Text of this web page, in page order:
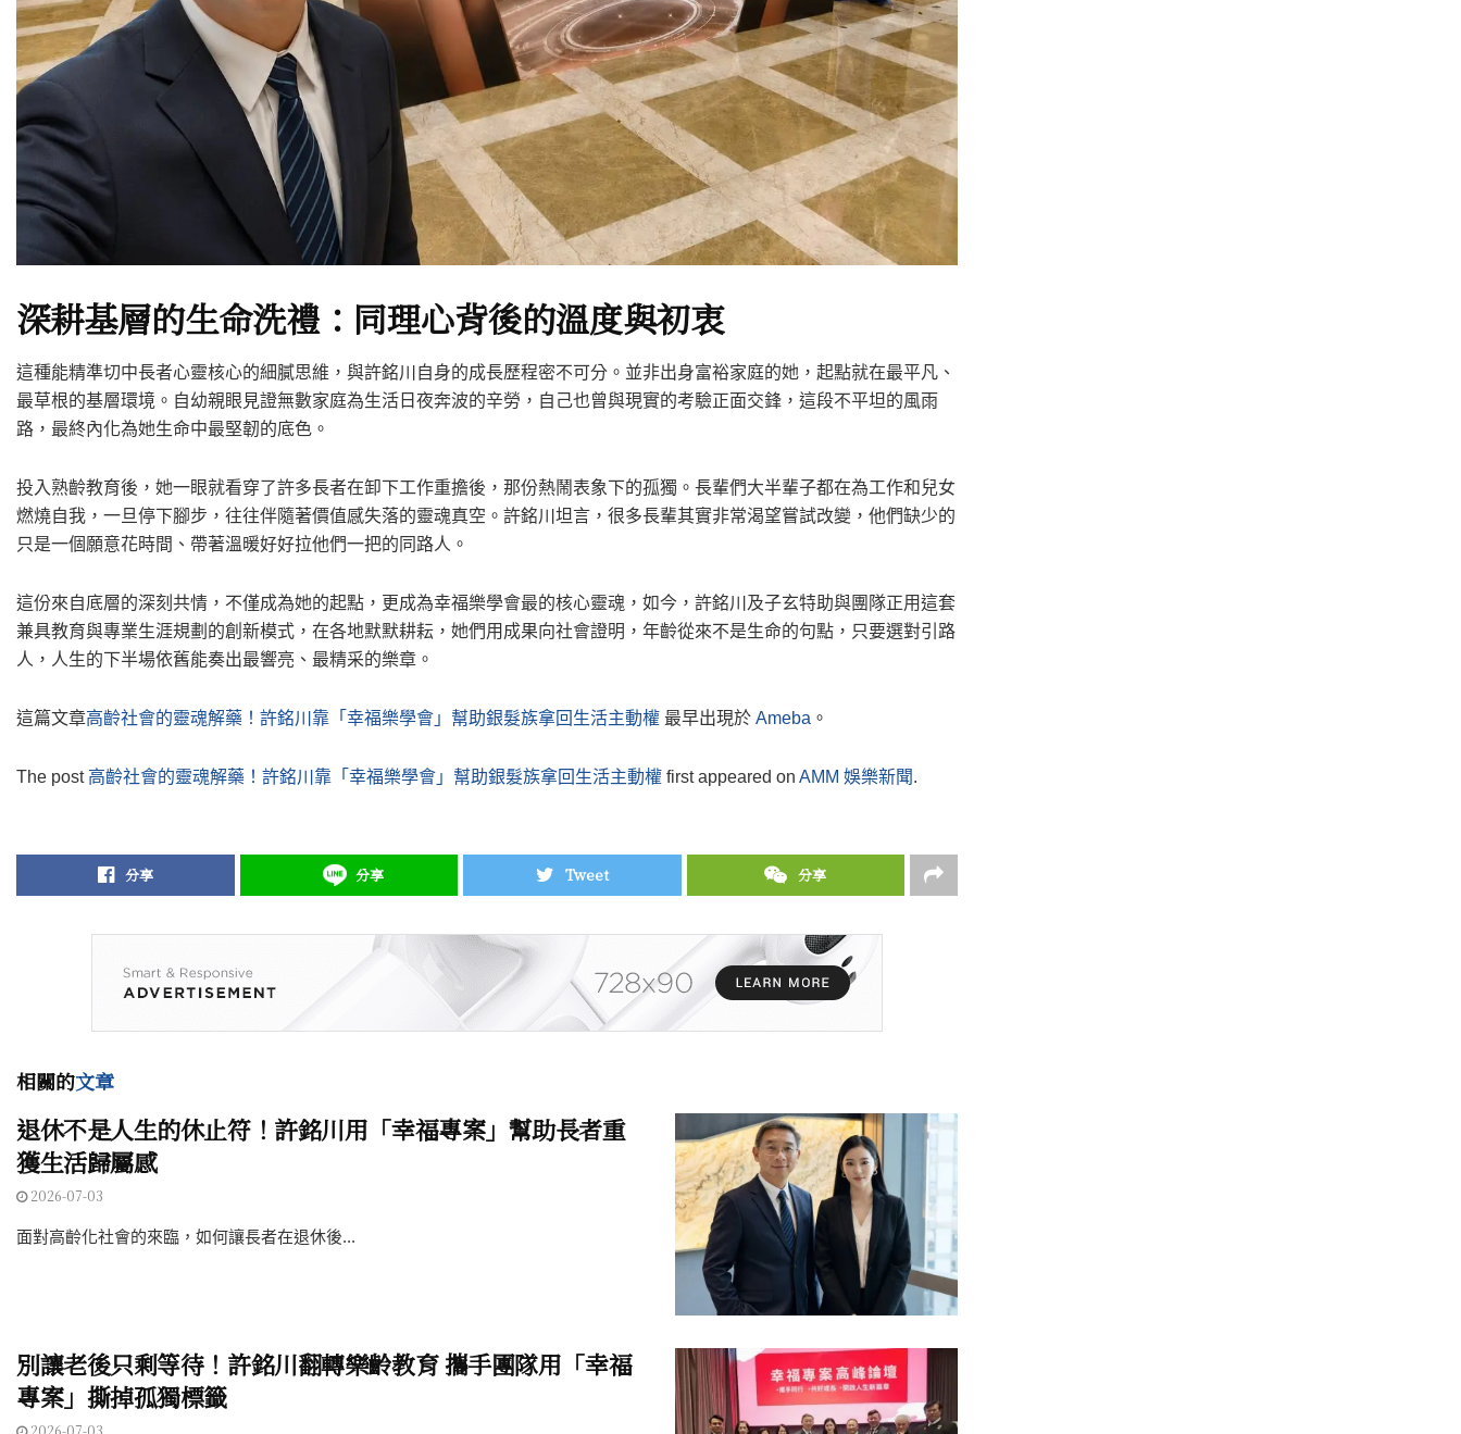
深耕基層的生命洗禮：同理心背後的溫度與初衷
這種能精準切中長者心靈核心的細膩思維，與許銘川自身的成長歷程密不可分。並非出身富裕家庭的她，起點就在最平凡、
最草根的基層環境。自幼親眼見證無數家庭為生活日夜奔波的辛勞，自己也曾與現實的考驗正面交鋒，這段不平坦的風雨
路，最終內化為她生命中最堅韌的底色。
投入熟齡教育後，她一眼就看穿了許多長者在卸下工作重擔後，那份熱鬧表象下的孤獨。長輩們大半輩子都在為工作和兒女
燃燒自我，一旦停下腳步，往往伴隨著價值感失落的靈魂真空。許銘川坦言，很多長輩其實非常渴望嘗試改變，他們缺少的
只是一個願意花時間、帶著溫暖好好拉他們一把的同路人。
這份來自底層的深刻共情，不僅成為她的起點，更成為幸福樂學會最的核心靈魂，如今，許銘川及子玄特助與團隊正用這套
兼具教育與專業生涯規劃的創新模式，在各地默默耕耘，她們用成果向社會證明，年齡從來不是生命的句點，只要選對引路
人，人生的下半場依舊能奏出最響亮、最精采的樂章。
這篇文章高齡社會的靈魂解藥！許銘川靠「幸福樂學會」幫助銀髮族拿回生活主動權 最早出現於 Ameba 。
The post 高齡社會的靈魂解藥！許銘川靠「幸福樂學會」幫助銀髮族拿回生活主動權 first appeared on AMM 娛樂新聞.
分享 分享 Tweet 分享
相關的文章
退休不是人生的休止符！許銘川用「幸福專案」幫助長者重
獲生活歸屬感
2026-07-03
面對高齡化社會的來臨，如何讓長者在退休後...
別讓老後只剩等待！許銘川翻轉樂齡教育 攜手團隊用「幸福
專案」撕掉孤獨標籤
2026-07-03